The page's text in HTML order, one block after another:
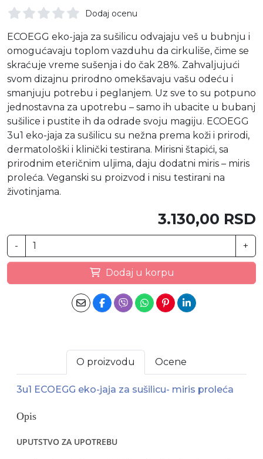
Dodaj ocenu
ECOEGG eko-jaja za sušilicu odvajaju veš u bubnju i
omogućavaju toplom vazduhu da cirkuliše, čime se
skraćuje vreme sušenja i do čak 28%. Zahvaljujući
svom dizajnu prirodno omekšavaju vašu odeću i
smanjuju potrebu i peglanjem. Uz sve to su potpuno
jednostavna za upotrebu – samo ih ubacite u bubanj
sušilice i pustite ih da odrade svoju magiju. ECOEGG
3u1 eko-jaja za sušilicu su nežna prema koži i prirodi,
dermatološki i klinički testirana. Mirisni štapići, sa
prirodnim eteričnim uljima, daju dodatni miris – miris
proleća. Veganski su proizvod i nisu testirani na
životinjama.
3.130,00 RSD
- +
Dodaj u korpu
O proizvodu Ocene
3u1 ECOEGG eko-jaja za sušilicu- miris proleća
Opis
UPUTSTVO ZA UPOTREBU